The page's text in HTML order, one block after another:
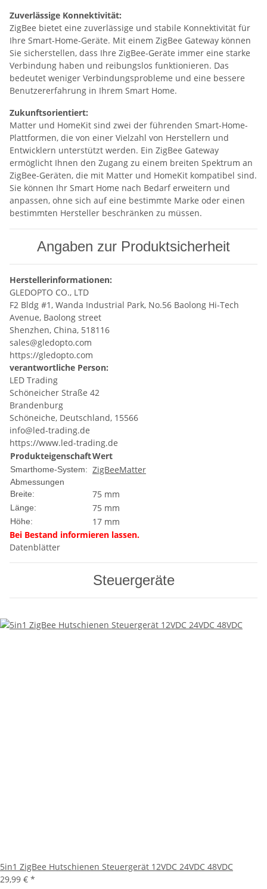
Zuverlässige Konnektivität:
ZigBee bietet eine zuverlässige und stabile Konnektivität für
Ihre Smart-Home-Geräte. Mit einem ZigBee Gateway können
Sie sicherstellen, dass Ihre ZigBee-Geräte immer eine starke
Verbindung haben und reibungslos funktionieren. Das
bedeutet weniger Verbindungsprobleme und eine bessere
Benutzererfahrung in Ihrem Smart Home.
Zukunftsorientiert:
Matter und HomeKit sind zwei der führenden Smart-Home-
Plattformen, die von einer Vielzahl von Herstellern und
Entwicklern unterstützt werden. Ein ZigBee Gateway
ermöglicht Ihnen den Zugang zu einem breiten Spektrum an
ZigBee-Geräten, die mit Matter und HomeKit kompatibel sind.
Sie können Ihr Smart Home nach Bedarf erweitern und
anpassen, ohne sich auf eine bestimmte Marke oder einen
bestimmten Hersteller beschränken zu müssen.
Angaben zur Produktsicherheit
Herstellerinformationen:
GLEDOPTO CO., LTD
F2 Bldg #1, Wanda Industrial Park, No.56 Baolong Hi-Tech
Avenue, Baolong street
Shenzhen, China, 518116
sales@gledopto.com
https://gledopto.com
verantwortliche Person:
LED Trading
Schöneicher Straße 42
Brandenburg
Schöneiche, Deutschland, 15566
info@led-trading.de
https://www.led-trading.de
ProdukteigenschaftWert
Smarthome-System: ZigBeeMatter
Abmessungen
Breite:
75 mm
Länge: 75 mm
Höhe:
17 mm
Bei Bestand informieren lassen.
Datenblätter
Steuergeräte
5in1 ZigBee Hutschienen Steuergerät 12VDC 24VDC 48VDC
29,99 € *